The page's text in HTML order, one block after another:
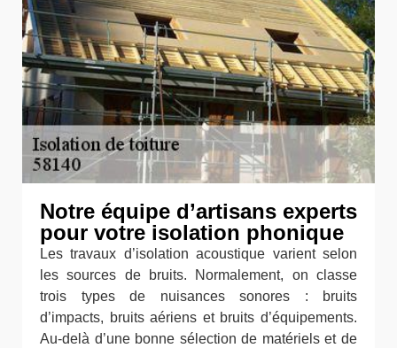
Notre équipe d’artisans experts
pour votre isolation phonique
Les travaux d’isolation acoustique varient selon
les sources de bruits. Normalement, on classe
trois types de nuisances sonores : bruits
d’impacts, bruits aériens et bruits d’équipements.
Au-delà d’une bonne sélection de matériels et de